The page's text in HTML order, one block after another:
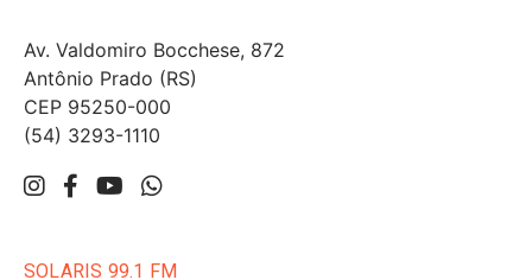
Av. Valdomiro Bocchese, 872
Antônio Prado (RS)
CEP 95250-000
(54) 3293-1110
SOLARIS 99.1 FM